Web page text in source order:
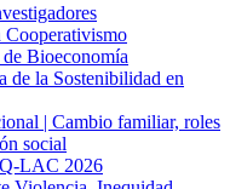
Cooperativismo
de Bioeconomía
de la Sostenibilidad en
| Cambio familiar, roles
social
LAC 2026